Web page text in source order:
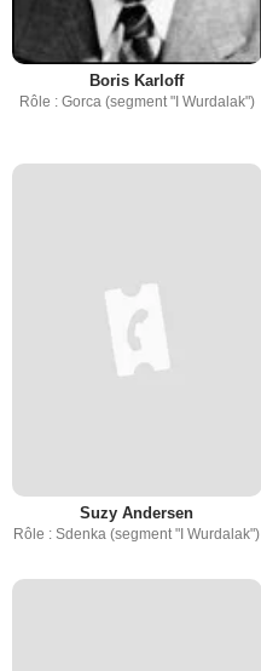
Boris Karloff
Rôle : Gorca (segment "I Wurdalak")
Suzy Andersen
Rôle : Sdenka (segment "I Wurdalak")